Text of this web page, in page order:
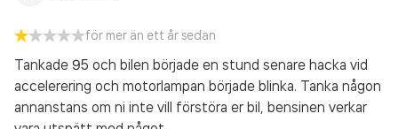
för mer än ett år sedan
Tankade 95 och bilen började en stund senare hacka vid
accelerering och motorlampan började blinka. Tanka någon
annanstans om ni inte vill förstöra er bil, bensinen verkar